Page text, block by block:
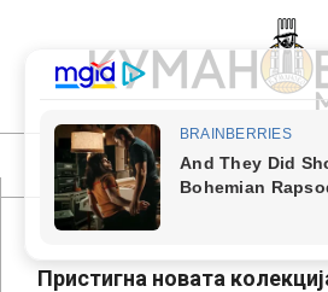
content
КУМАНОВСКИ
МУАБЕТИ
Primary
Navigation
Пристигна новата